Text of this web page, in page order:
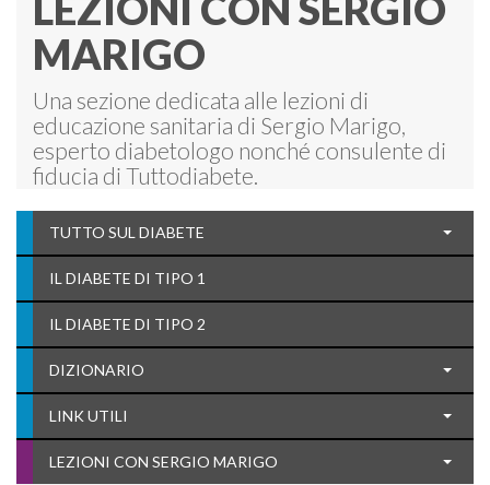
MARIGO
Una sezione dedicata alle lezioni di
educazione sanitaria di Sergio Marigo,
esperto diabetologo nonché consulente di
fiducia di Tuttodiabete.
TUTTO SUL DIABETE
IL DIABETE DI TIPO 1
IL DIABETE DI TIPO 2
DIZIONARIO
LINK UTILI
LEZIONI CON SERGIO MARIGO